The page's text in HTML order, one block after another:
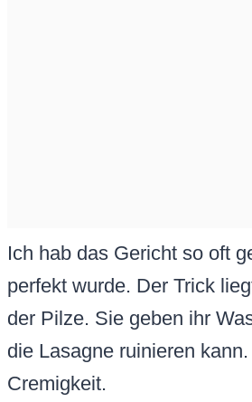
Ich hab das Gericht so oft
perfekt wurde. Der Trick
der Pilze. Sie geben ihr
die Lasagne ruinieren
Cremigkeit.